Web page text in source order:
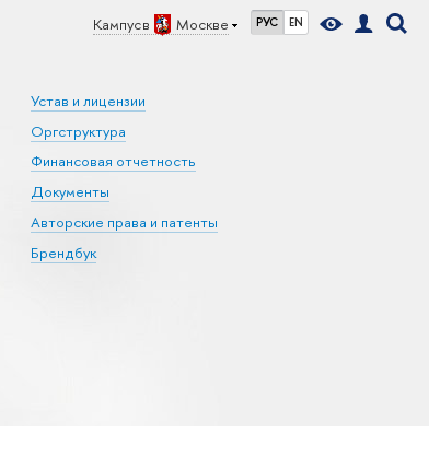
Кампус в Москве РУС EN
Устав и лицензии
Оргструктура
Финансовая отчетность
Документы
Авторские права и патенты
Брендбук